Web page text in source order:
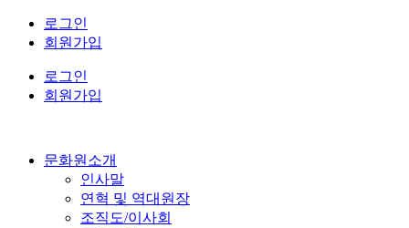
로그인
회원가입
로그인
회원가입
문화원소개
인사말
연혁 및 역대원장
조직도/이사회